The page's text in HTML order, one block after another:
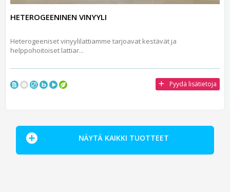
HETEROGEENINEN VINYYLI
Heterogeeniset vinyylilattiamme tarjoavat kestävät ja
helppohoitoiset lattiar...
Pyydä lisätietoja
NÄYTÄ KAIKKI TUOTTEET